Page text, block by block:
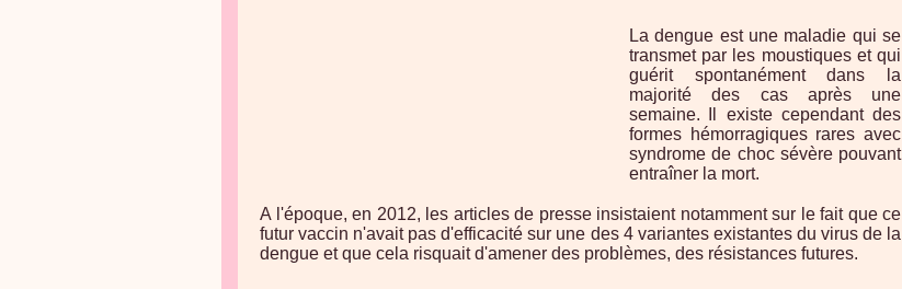
La dengue est une maladie qui se
transmet par les moustiques et qui
guérit spontanément dans la
majorité des cas après une
semaine.
Il existe cependant des
formes hémorragiques rares avec
syndrome de choc sévère pouvant
entraîner la mort.
A l'époque, en 2012, les articles de presse insistaient notamment sur le fait que ce
futur vaccin n'avait pas d'efficacité sur une des 4 variantes existantes du virus de la
dengue et que cela risquait d'amener des problèmes, des résistances futures.